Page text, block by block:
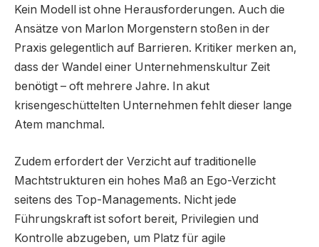
Kein Modell ist ohne Herausforderungen. Auch die
Ansätze von Marlon Morgenstern stoßen in der
Praxis gelegentlich auf Barrieren. Kritiker merken an,
dass der Wandel einer Unternehmenskultur Zeit
benötigt – oft mehrere Jahre. In akut
krisengeschüttelten Unternehmen fehlt dieser lange
Atem manchmal.
Zudem erfordert der Verzicht auf traditionelle
Machtstrukturen ein hohes Maß an Ego-Verzicht
seitens des Top-Managements. Nicht jede
Führungskraft ist sofort bereit, Privilegien und
Kontrolle abzugeben, um Platz für agile